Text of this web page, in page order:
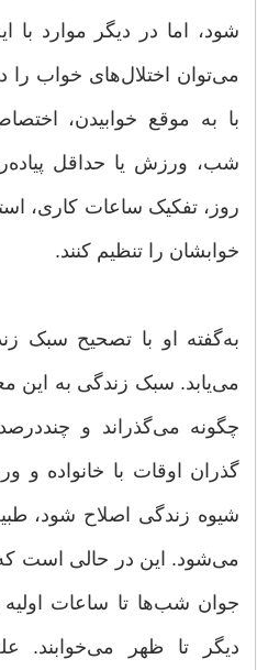
شود، اما در دیگر موارد با
می‌توان اختلال‌های خواب را
با به موقع خوابیدن،
شب، ورزش یا حداقل
روز، تفکیک ساعات کاری،
خوابشان را تنظیم کنند.
به‌گفته او با تصحیح سبک
می‌یابد. سبک زندگی به این
چگونه می‌گذراند و
گذران اوقات با خانواده
شیوه زندگی اصلاح شود،
می‌شود. این در حالی است که
جوان شب‌ها تا ساعات
دیگر تا ظهر می‌خوابند.